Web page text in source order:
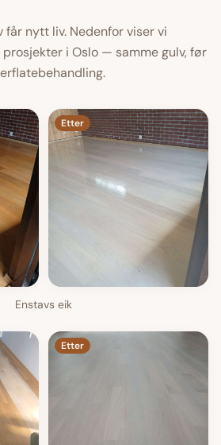
får nytt liv. Nedenfor viser vi
i Oslo — samme gulv, før
Etter
Enstavs eik
Etter